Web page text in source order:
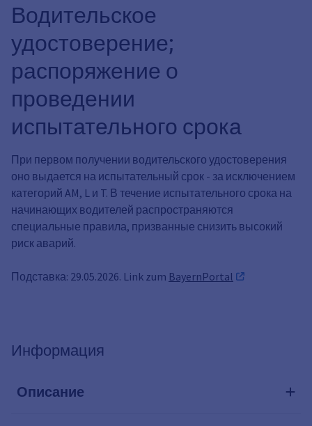
Водительское
удостоверение;
распоряжение о
проведении
испытательного срока
При первом получении водительского удостоверения
оно выдается на испытательный срок - за исключением
категорий AM, L и T. В течение испытательного срока на
начинающих водителей распространяются
специальные правила, призванные снизить высокий
риск аварий.
Подставка: 29.05.2026. Link zum BayernPortal
Информация
Описание